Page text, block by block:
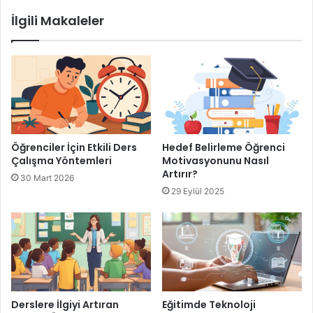
Eğitimde Birincil Metinlerin Önemi
Eğitimde İkincil Metinlerin Önemi
İlgili Makaleler
Öğrenciler İçin Etkili Ders
Çalışma Yöntemleri
30 Mart 2026
Hedef Belirleme Öğrenci
Motivasyonunu Nasıl
Artırır?
29 Eylül 2025
Derslere İlgiyi Artıran
Eğitimde Teknoloji